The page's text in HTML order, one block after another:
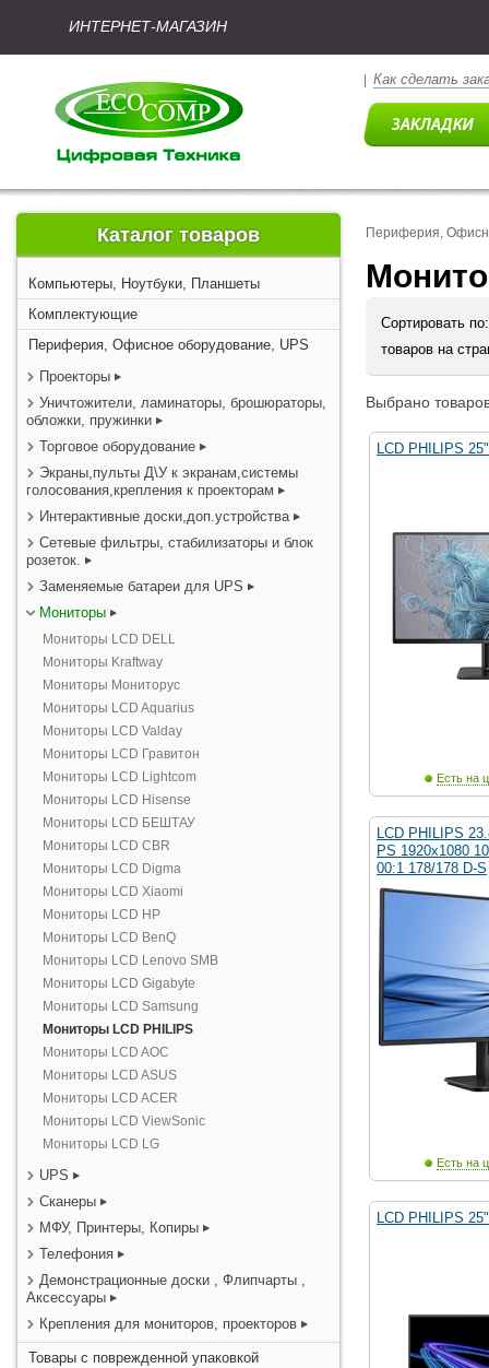
ИНТЕРНЕТ-МАГАЗИН
Как сделать
Каталог товаров
Компьютеры, Ноутбуки, Планшеты
Комплектующие
Периферия, Офисное оборудование, UPS
Проекторы
Уничтожители, ламинаторы, брошюраторы,
обложки, пружинки
Торговое оборудование
Экраны,пульты Д\У к экранам,системы
голосования,крепления к проекторам
Интерактивные доски,доп.устройства
Сетевые фильтры, стабилизаторы и блок
розеток.
Заменяемые батареи для UPS
Мониторы
Мониторы LCD DELL
Мониторы Kraftway
Мониторы Мониторус
Мониторы LCD Aquarius
Мониторы LCD Valday
Мониторы LCD Гравитон
Мониторы LCD Lightcom
Мониторы LCD Hisense
Мониторы LCD БЕШТАУ
Мониторы LCD CBR
Мониторы LCD Digma
Мониторы LCD Xiaomi
Мониторы LCD HP
Мониторы LCD BenQ
Мониторы LCD Lenovo SMB
Мониторы LCD Gigabyte
Мониторы LCD Samsung
Мониторы LCD PHILIPS
Мониторы LCD AOC
Мониторы LCD ASUS
Мониторы LCD ACER
Мониторы LCD ViewSonic
Мониторы LCD LG
UPS
Сканеры
МФУ, Принтеры, Копиры
Телефония
Демонстрационные доски , Флипчарты ,
Аксессуары
Крепления для мониторов, проекторов
Товары с поврежденной упаковкой
Периферия,
Сортировать
товаров на
Выбрано
LCD PHILIPS
Есть на
LCD PHILIPS
PS 1920x1080
00:1 178/178 D-S
Есть на
LCD PHILIPS